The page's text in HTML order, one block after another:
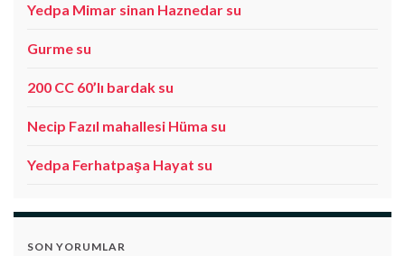
Yedpa Mimar sinan Haznedar su
Gurme su
200 CC 60’lı bardak su
Necip Fazıl mahallesi Hüma su
Yedpa Ferhatpaşa Hayat su
SON YORUMLAR